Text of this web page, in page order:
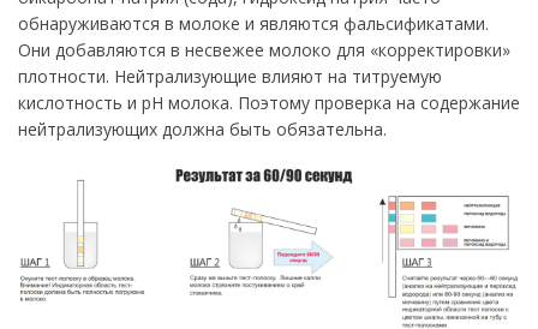
обнаруживаются в молоке и являются фальсификатами.
Они добавляются в несвежее молоко для «корректировки»
плотности. Нейтрализующие влияют на титруемую
кислотность и рН молока. Поэтому проверка на содержание
нейтрализующих должна быть обязательна.